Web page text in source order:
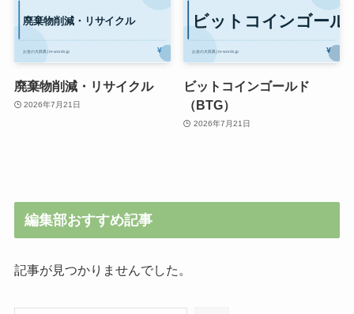
廃棄物削減・リサイクル
2026年7月21日
ビットコインゴールド
（BTG）
2026年7月21日
編集部おすすめ記事
記事が見つかりませんでした。